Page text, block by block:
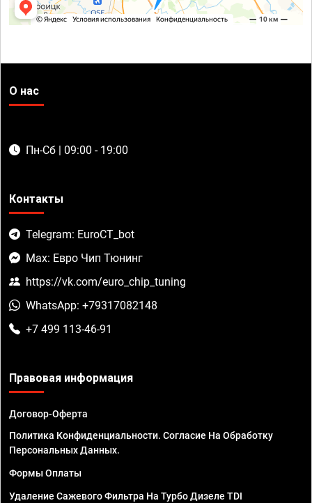
О нас
Пн-Сб | 09:00 - 19:00
Контакты
Telegram: EuroCT_bot
Max: Евро Чип Тюнинг
https://vk.com/euro_chip_tuning
WhatsApp: +79317082148
+7 499 113-46-91
Правовая информация
Договор-Оферта
Политика Конфиденциальности. Согласие На Обработку
Персональных Данных.
Формы Оплаты
Удаление Сажевого Фильтра На Турбо Дизеле TDI